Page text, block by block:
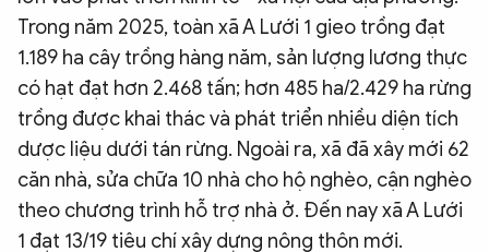
Trong năm 2025, toàn xã A Lưới 1 gieo trồng đạt
1.189 ha cây trồng hàng năm, sản lượng lương thực
có hạt đạt hơn 2.468 tấn; hơn 485 ha/2.429 ha rừng
trồng được khai thác và phát triển nhiều diện tích
dược liệu dưới tán rừng. Ngoài ra, xã đã xây mới 62
căn nhà, sửa chữa 10 nhà cho hộ nghèo, cận nghèo
theo chương trình hỗ trợ nhà ở. Đến nay xã A Lưới
1 đạt 13/19 tiêu chí xây dựng nông thôn mới.